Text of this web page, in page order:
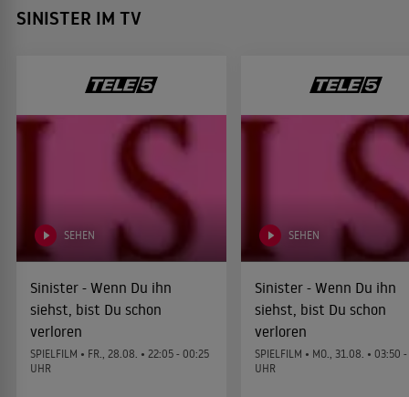
SINISTER IM TV
SEHEN
Sinister - Wenn Du ihn
siehst, bist Du schon
verloren
SPIELFILM • FR., 28.08. • 22:05 - 00:25
UHR
SEHEN
Sinister - Wenn Du ihn
siehst, bist Du schon
verloren
SPIELFILM • MO., 31.08. • 03:50
UHR